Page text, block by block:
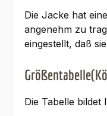
Die Jacke hat
angenehm zu
eingestellt, daß
Die Tabelle bildet